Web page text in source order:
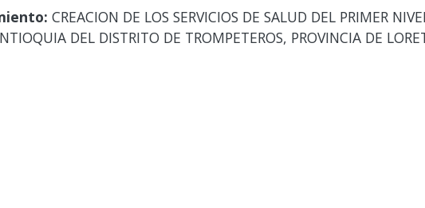
CREACION DE LOS SERVICIOS DE SALUD DEL PRIMER
DEL DISTRITO DE TROMPETEROS, PROVINCIA DE